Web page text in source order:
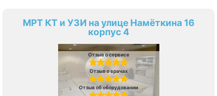
МРТ КТ и УЗИ на улице Намёткина 16
корпус 4
Отзыв о сервисе
Отзыв о врачах
Отзыв об оборудовании